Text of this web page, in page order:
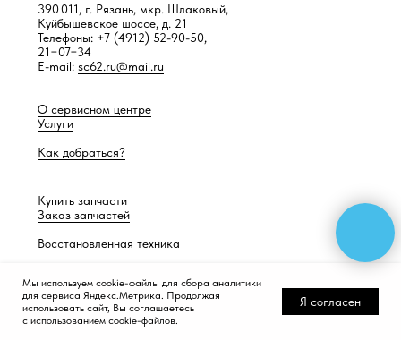
Разработка сайта —Работает само
390 011, г. Рязань, мкр. Шлаковый,
Куйбышевское шоссе, д. 21
Телефоны: +7 (4912) 52-90-50,
21−07−34
E-mail: sc62.ru@mail.ru
О сервисном центре
Услуги
Как добраться?
Купить запчасти
Заказ запчастей
Восстановленная техника
Мы используем cookie-файлы для сбора аналитики
для сервиса Яндекс.Метрика. Продолжая
использовать сайт, Вы соглашаетесь
с использованием cookie-файлов.
Я согласен